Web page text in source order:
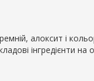
алоксит і
інгредієнти на